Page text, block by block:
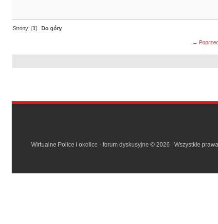
Strony: [1]Do góry
←
Wirtualne Police i okolice - forum dyskusyjne © 2026 | Wszystkie